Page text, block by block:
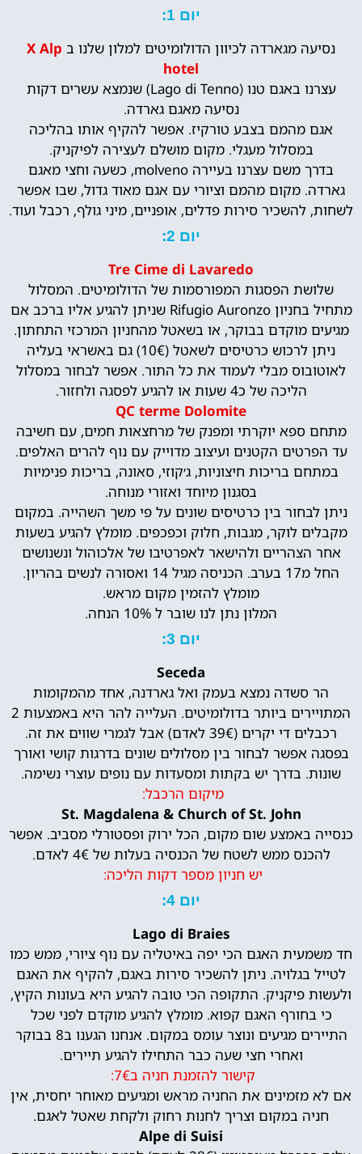
יום 1:
נסיעה מגארדה לכיוון הדולומיטים למלון שלנו ב X Alp
hotel
עצרנו באגם טנו (Lago di Tenno) שנמצא עשרים דקות
נסיעה מאגם גארדה.
אגם מהמם בצבע טורקיז. אפשר להקיף אותו בהליכה
במסלול מעגלי. מקום מושלם לעצירה לפיקניק.
בדרך משם עצרנו בעיירה molveno, כשעה וחצי מאגם
גארדה. מקום מהמם וציורי עם אגם מאוד גדול, שבו אפשר
לשחות, להשכיר סירות פדלים, אופניים, מיני גולף, רכבל ועוד.
יום 2:
Tre Cime di Lavaredo
שלושת הפסגות המפורסמות של הדולומיטים. המסלול
מתחיל בחניון Rifugio Auronzo שניתן להגיע אליו ברכב אם
מגיעים מוקדם בבוקר, או בשאטל מהחניון המרכזי התחתון.
ניתן לרכוש כרטיסים לשאטל (10€) גם באשראי בעליה
לאוטובוס מבלי לעמוד את כל התור. אפשר לבחור במסלול
הליכה של כ4 שעות או להגיע לפסגה ולחזור.
QC terme Dolomite
מתחם ספא יוקרתי ומפנק של מרחצאות חמים, עם חשיבה
עד הפרטים הקטנים ועיצוב מדוייק עם נוף להרים האלפים.
במתחם בריכות חיצוניות, ג׳קוזי, סאונה, בריכות פנימיות
בסגנון מיוחד ואזורי מנוחה.
ניתן לבחור בין כרטיסים שונים על פי משך השהייה. במקום
מקבלים לוקר, מגבות, חלוק וכפכפים. מומלץ להגיע בשעות
אחר הצהריים ולהישאר לאפרטיבו של אלכוהול ונשנושים
החל מ17 בערב. הכניסה מגיל 14 ואסורה לנשים בהריון.
מומלץ להזמין מקום מראש.
המלון נתן לנו שובר ל 10% הנחה.
יום 3:
Seceda
הר סשדה נמצא בעמק ואל גארדנה, אחד מהמקומות
המתויירים ביותר בדולומיטים. העלייה להר היא באמצעות 2
רכבלים די יקרים (39€ לאדם) אבל לגמרי שווים את זה.
בפסגה אפשר לבחור בין מסלולים שונים בדרגות קושי ואורך
שונות. בדרך יש בקתות ומסעדות עם נופים עוצרי נשימה.
מיקום הרכבל:
St. Magdalena & Church of St. John
כנסייה באמצע שום מקום, הכל ירוק ופסטורלי מסביב. אפשר
להכנס ממש לשטח של הכנסיה בעלות של 4€ לאדם.
יש חניון מספר דקות הליכה:
יום 4:
Lago di Braies
חד משמעית האגם הכי יפה באיטליה עם נוף ציורי, ממש כמו
לטייל בגלויה. ניתן להשכיר סירות באגם, להקיף את האגם
ולעשות פיקניק. התקופה הכי טובה להגיע היא בעונות הקיץ,
כי בחורף האגם קפוא. מומלץ להגיע מוקדם לפני שכל
התיירים מגיעים ונוצר עומס במקום. אנחנו הגענו ב8 בבוקר
ואחרי חצי שעה כבר התחילו להגיע תיירים.
קישור להזמנת חניה ב7€:
אם לא מזמינים את החניה מראש ומגיעים מאוחר יחסית, אין
חניה במקום וצריך לחנות רחוק ולקחת שאטל לאגם.
Alpe di Suisi